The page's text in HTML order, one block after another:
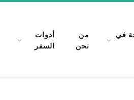
في
من
نحن
أدوات
السفر